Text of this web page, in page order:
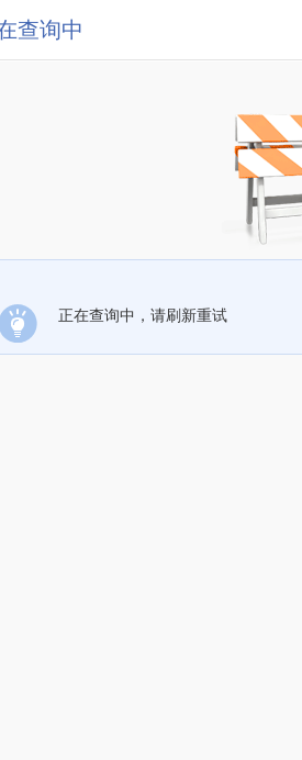
查询中
正在查询中，请刷新重试